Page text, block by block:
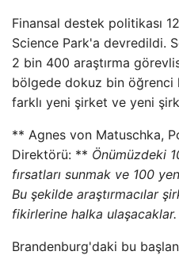
Finansal destek politikası
Science Park'a devredildi.
2 bin 400 araştırma
bölgede dokuz bin öğrenci
farklı yeni şirket ve yeni
** Agnes von Matuschka,
Direktörü: ** Önümüzdeki
fırsatları sunmak ve 100
Bu şekilde araştırmacılar
fikirlerine halka ulaşacaklar.
Brandenburg'daki bu